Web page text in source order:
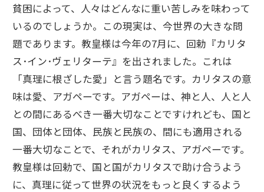
貧困によって、人々はどんなに重い苦しみを味わって
いるのでしょうか。この現実は、今世界の大きな問
題であります。教皇様は今年の7月に、回勅『カリタ
ス･イン･ヴェリターテ』を出されました。これは
「真理に根ざした愛」と言う題名です。カリタスの意
味は愛、アガペーです。アガペーは、神と人、人と人
との間にあるべき一番大切なことですけれども、国と
国、団体と団体、民族と民族の、間にも適用される
一番大切なことで、それがカリタス、アガペーです。
教皇様は回勅で、国と国がカリタスで助け合うよう
に、真理に従って世界の状況をもっと良くするよう